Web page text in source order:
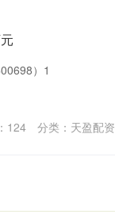
）1
124 分类： 天盈配资